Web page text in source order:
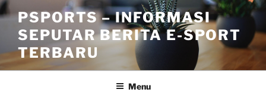
Skip
to
content
PSPORTS – INFORMASI
SEPUTAR BERITA E-SPORT
TERBARU
Menu